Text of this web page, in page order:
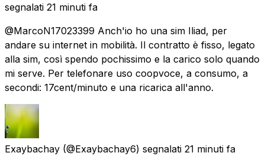
segnalati 21 minuti fa
@MarcoN17023399 Anch'io ho una sim Iliad, per
andare su internet in mobilità. Il contratto è fisso, legato
alla sim, così spendo pochissimo e la carico solo quando
mi serve. Per telefonare uso coopvoce, a consumo, a
secondi: 17cent/minuto e una ricarica all'anno.
Exaybachay (@Exaybachay6) segnalati 21 minuti fa